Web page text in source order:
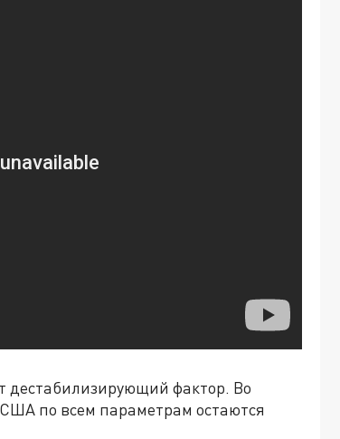
дестабилизирующий фактор. Во
по всем параметрам остаются